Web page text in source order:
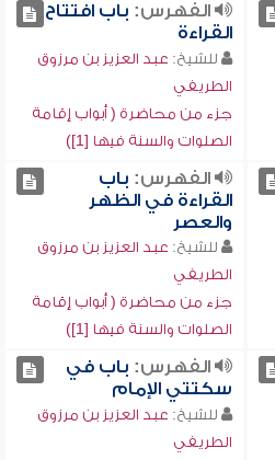
الفهرس: باب افتتاح
القراءة
للشيخ: عبد العزيز بن مرزوق
الطريفي
جزء من محاضرة ( أبواب إقامة
الصلوات والسنة فيها [1])
الفهرس: باب
القراءة في الظهر
والعصر
للشيخ: عبد العزيز بن مرزوق
الطريفي
جزء من محاضرة ( أبواب إقامة
الصلوات والسنة فيها [1])
الفهرس: باب في
سكتتي الإمام
للشيخ: عبد العزيز بن مرزوق
الطريفي